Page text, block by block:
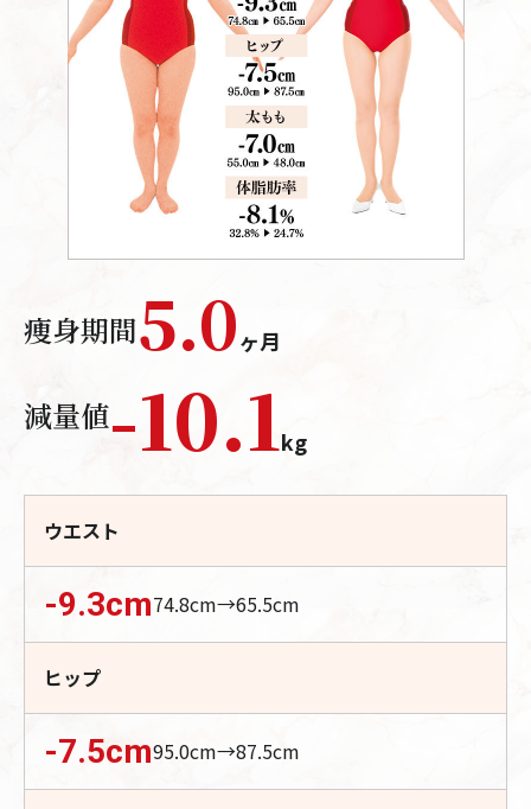
痩身期間5.0ヶ月
減量値-10.1kg
ウエスト
-9.3cm74.8cm→65.5cm
ヒップ
-7.5cm95.0cm→87.5cm